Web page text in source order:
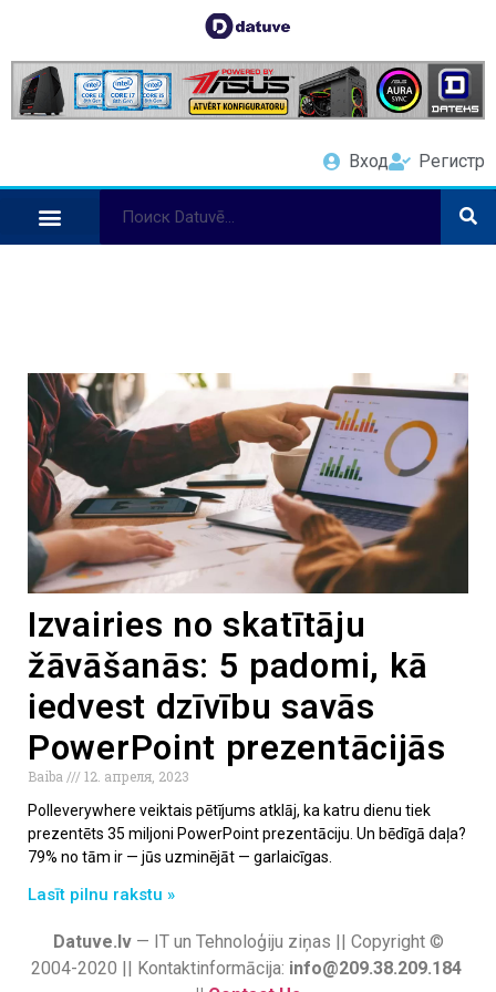
Вход Регистр
Izvairies no skatītāju
žāvāšanās: 5 padomi, kā
iedvest dzīvību savās
PowerPoint prezentācijās
Baiba
12. апреля, 2023
Polleverywhere veiktais pētījums atklāj, ka katru dienu tiek
prezentēts 35 miljoni PowerPoint prezentāciju. Un bēdīgā daļa?
79% no tām ir — jūs uzminējāt — garlaicīgas.
Lasīt pilnu rakstu »
Datuve.lv— IT un Tehnoloģiju ziņas || Copyright ©
2004-2020 || Kontaktinformācija: info@209.38.209.184